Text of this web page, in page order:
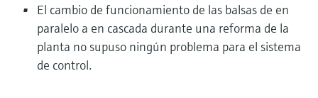
El cambio de funcionamiento de las balsas de en
paralelo a en cascada durante una reforma de la
planta no supuso ningún problema para el sistema
de control.